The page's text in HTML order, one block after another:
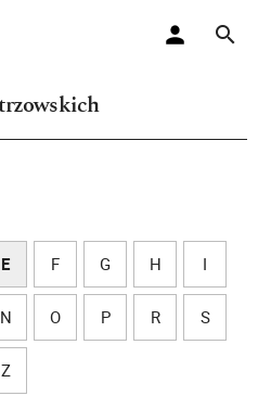
E F G H I
N O P R S
Z